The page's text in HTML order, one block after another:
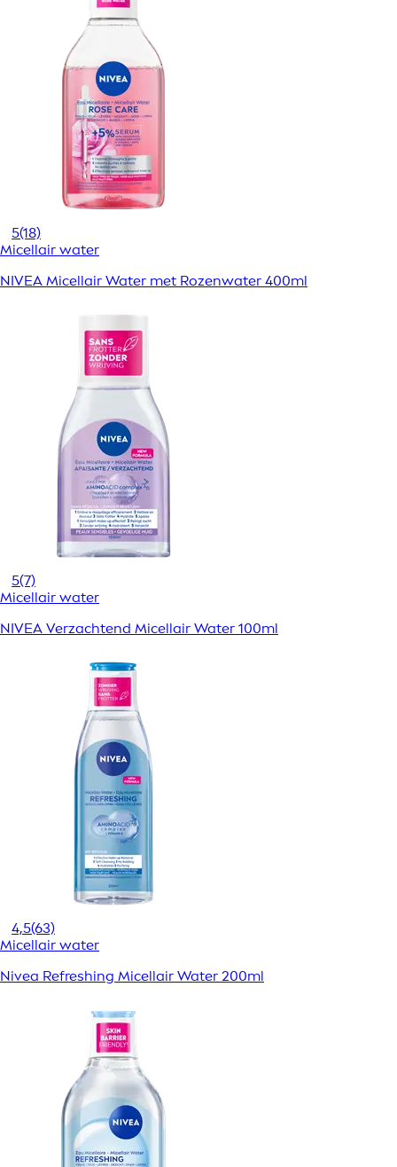
5(18)
Micellair water
NIVEA Micellair Water met Rozenwater 400ml
5(7)
Micellair water
NIVEA Verzachtend Micellair Water 100ml
4,5(63)
Micellair water
Nivea Refreshing Micellair Water 200ml